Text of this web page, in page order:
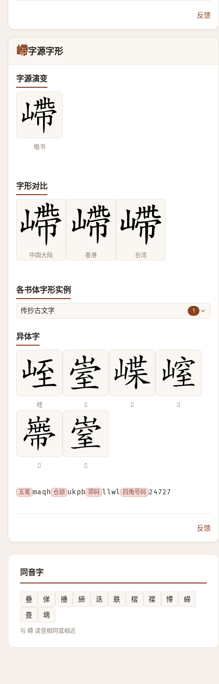
反馈
嵽字源字形
字源演变
楷书
字形对比
中国大陆 香港 台湾
各书体字形实例
传抄古文字 1
异体字
峌 𡹭 𡺑 𡻜
𡻺 𡼄
五笔 maqh 仓颉 ukpb 郑码 llwl 四角号码 24727
反馈
同音字
疉 俤 㩹 締 迭 䳀 槢 褋 㦅
䗖
畳
墑
与 嵽 读音相同或相近